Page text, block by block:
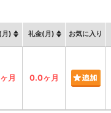
月) 礼金(月) お気に入り
月 0.0ヶ月